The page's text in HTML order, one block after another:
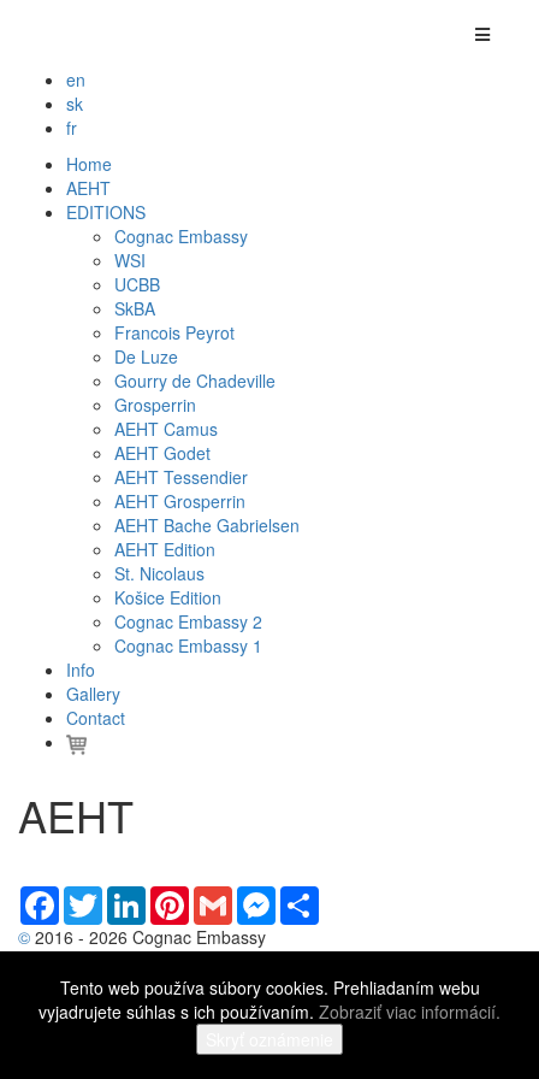
en
sk
fr
Home
AEHT
EDITIONS
Cognac Embassy
WSI
UCBB
SkBA
Francois Peyrot
De Luze
Gourry de Chadeville
Grosperrin
AEHT Camus
AEHT Godet
AEHT Tessendier
AEHT Grosperrin
AEHT Bache Gabrielsen
AEHT Edition
St. Nicolaus
Košice Edition
Cognac Embassy 2
Cognac Embassy 1
Info
Gallery
Contact
AEHT
Facebook
TwitterLinkedInPinterestGmail Messenger
© 2016 - 2026 Cognac Embassy
Tento web používa súbory cookies. Prehliadaním webu
vyjadrujete súhlas s ich používaním. Zobraziť viac informácií.